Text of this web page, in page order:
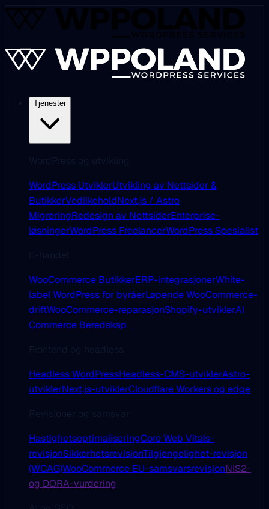
Tjenester
WordPress UtviklerUtvikling av Nettsider &
ButikkerVedlikeholdNext.js / Astro
MigreringRedesign av NettsiderEnterprise-
løsningerWordPress FreelancerWordPress Spesialist
WooCommerce ButikkerERP-integrasjonerWhite-
label WordPress for byråerLøpende WooCommerce-
driftWooCommerce-reparasjonShopify-utviklerAI
Commerce Beredskap
Headless WordPressHeadless-CMS-utviklerAstro-
utviklerNext.js-utviklerCloudflare Workers og edge
HastighetsoptimaliseringCore Web Vitals-
revisjonSikkerhetsrevisjonTilgjengelighet-revisjon
(WCAG)WooCommerce EU-samsvarsrevisjonNIS2-
og DORA-vurdering